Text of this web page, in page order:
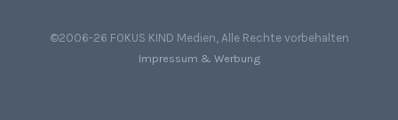
©2006-26 FOKUS KIND Medien, Alle Rechte vorbehalten
Impressum & Werbung